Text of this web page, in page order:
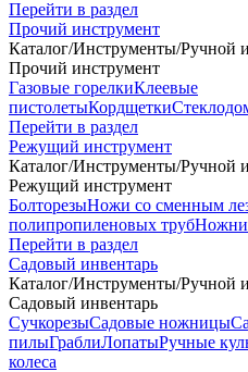
Перейти в раздел
Прочий инструмент
Каталог/Инструменты/Ручной
Прочий инструмент
Газовые горелкиКлеевые
пистолетыКордщетки
Перейти в раздел
Режущий инструмент
Каталог/Инструменты/Ручной
Режущий инструмент
БолторезыНожи со сменным
полипропиленовых труб
Перейти в раздел
Садовый инвентарь
Каталог/Инструменты/Ручной
Садовый инвентарь
СучкорезыСадовые ножницы
пилыГраблиЛопатыРучные
колеса